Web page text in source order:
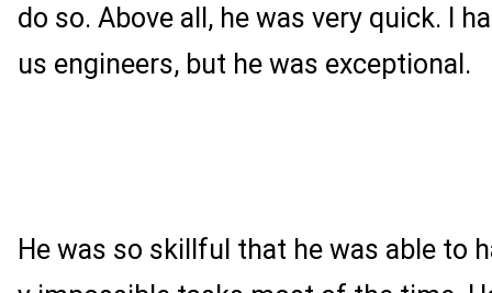
do so. Above all, he was very quick. I
us engineers, but he was exceptional.
He was so skillful that he was able to